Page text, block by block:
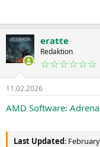
eratte
Redaktion
☆☆☆☆☆☆
11.02.2026
AMD Software:
Last Updated: